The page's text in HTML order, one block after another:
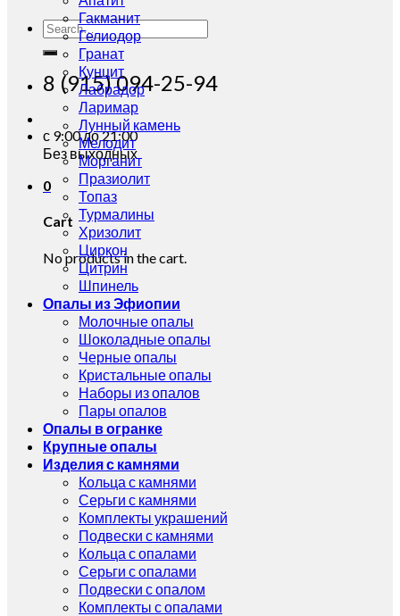
Search
for:
8 (915) 094-25-94
с 9:00 до 21:00
Без выходных
0
Cart
No products in the cart.
Гакманит
Гелиодор
Гранат
Кунцит
Лабрадор
Ларимар
Лунный камень
Мелодит
Морганит
Празиолит
Топаз
Турмалины
Хризолит
Циркон
Цитрин
Шпинель
Опалы из Эфиопии
Молочные опалы
Шоколадные опалы
Черные опалы
Кристальные опалы
Наборы из опалов
Пары опалов
Опалы в огранке
Крупные опалы
Изделия с камнями
Кольца с камнями
Серьги с камнями
Комплекты украшений
Подвески с камнями
Кольца с опалами
Серьги с опалами
Подвески с опалом
Комплекты с опалами